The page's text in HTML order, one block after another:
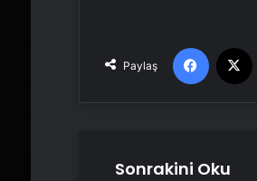
Paylaş
Facebook
Sonrakini Oku